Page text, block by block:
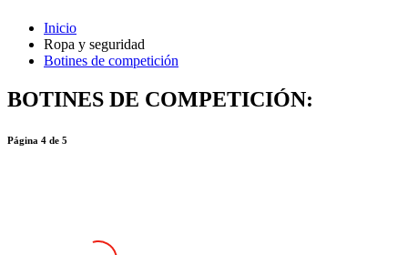
Inicio
Ropa y seguridad
Botines de competición
BOTINES DE COMPETICIÓN:
Página 4 de 5